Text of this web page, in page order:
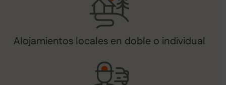
Alojamientos locales en doble o individual